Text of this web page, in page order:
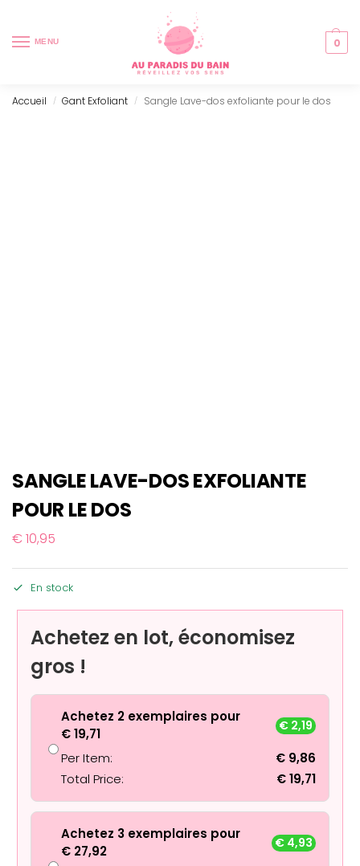
MENU 0
Accueil / Gant Exfoliant / Sangle Lave-dos exfoliante pour le dos
SANGLE LAVE-DOS EXFOLIANTE
POUR LE DOS
€10,95
En stock
Achetez en lot, économisez
gros !
Achetez 2 exemplaires pour
€19,71
€ 2,19
Per Item: € 9,86
Total Price:
€19,71
Achetez 3 exemplaires pour
€ 27,92
€ 4,93